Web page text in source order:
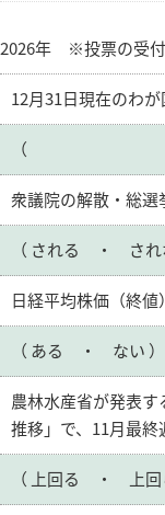
2026年 ※投票の受付
12月31日現在のわ
（
衆議院の解散・総選
（ される ・ され
日経平均株価（終
（ ある ・ ない ）
農林水産省が発表
推移」で、11月最
（ 上回る ・ 上回